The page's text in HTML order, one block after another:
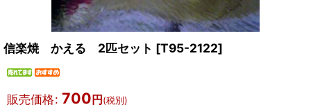
信楽焼 かえる 2匹セット [T95-2122]
販売価格: 700 円 (税別)